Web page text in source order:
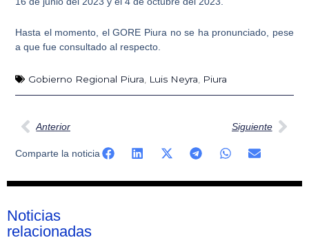
Hasta el momento, elGORE Piura no se ha pronunciado, pese
a que fue consultado al respecto.
Gobierno Regional Piura Luis Neyra Piura
Ant
Anterior Siguiente
Comparte la noticia
Noticias
relacionadas